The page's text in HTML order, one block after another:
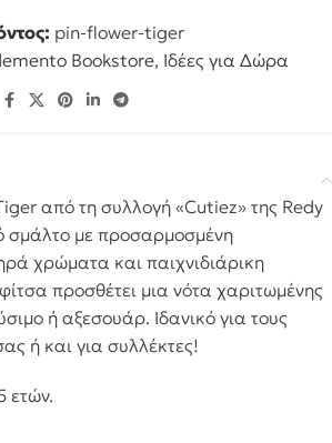
pin-flower-tiger
Bookstore, Ιδέες για Δώρα
από τη συλλογή «Cutiez» της Redy
με προσαρμοσμένη
χρώματα και παιχνιδιάρικη
προσθέτει μια νότα χαριτωμένης
ή αξεσουάρ. Ιδανικό για τους
ή και για συλλέκτες!
ετών.